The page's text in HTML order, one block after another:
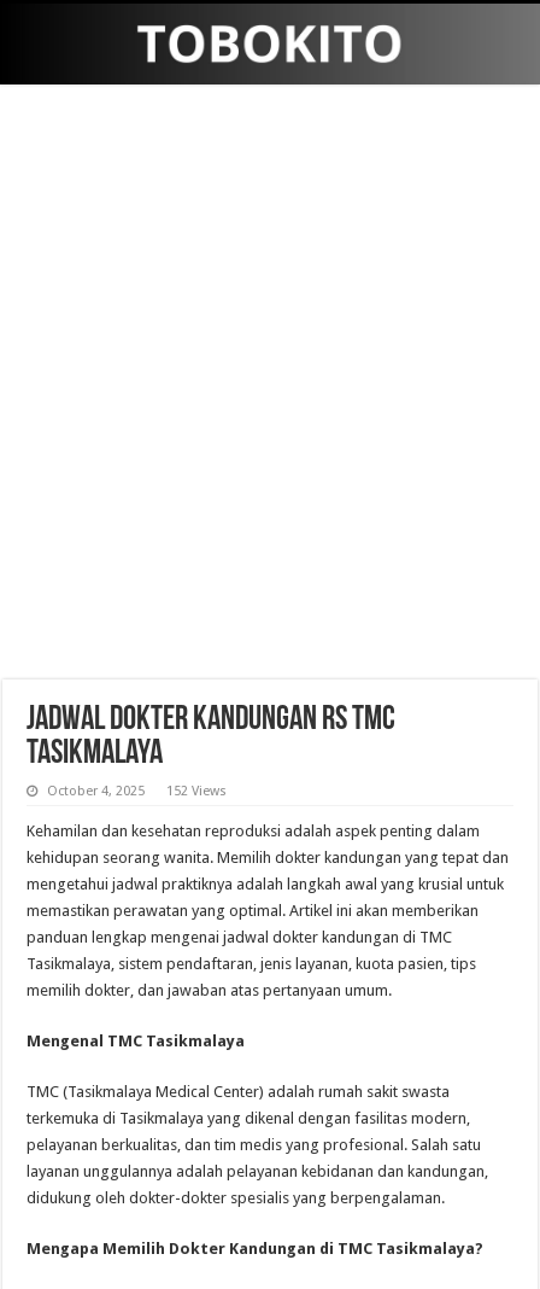
Jadwal Dokter Kandungan RS TMC
Tasikmalaya
October 4, 2025 152 Views
Kehamilan dan kesehatan reproduksi adalah aspek penting dalam
kehidupan seorang wanita. Memilih dokter kandungan yang tepat dan
mengetahui jadwal praktiknya adalah langkah awal yang krusial untuk
memastikan perawatan yang optimal. Artikel ini akan memberikan
panduan lengkap mengenai jadwal dokter kandungan di TMC
Tasikmalaya, sistem pendaftaran, jenis layanan, kuota pasien, tips
memilih dokter, dan jawaban atas pertanyaan umum.
Mengenal TMC Tasikmalaya
TMC (Tasikmalaya Medical Center) adalah rumah sakit swasta
terkemuka di Tasikmalaya yang dikenal dengan fasilitas modern,
pelayanan berkualitas, dan tim medis yang profesional. Salah satu
layanan unggulannya adalah pelayanan kebidanan dan kandungan,
didukung oleh dokter-dokter spesialis yang berpengalaman.
Mengapa Memilih Dokter Kandungan di TMC Tasikmalaya?